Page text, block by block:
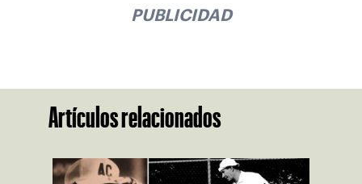
PUBLICIDAD
Artículos relacionados